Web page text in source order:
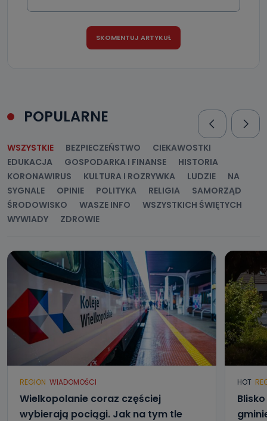
POPULARNE
WSZYSTKIE BEZPIECZEŃSTWO
CIEKAWOSTKI
EDUKACJA
GOSPODARKA I FINANSE
HISTORIA
KORONAWIRUS
KULTURA I ROZRYWKA LUDZIE
NA
SYGNALE
OPINIE POLITYKA RELIGIA
SAMORZĄD
ŚRODOWISKO
WASZE INFO
WSZYSTKICH ŚWIĘTYCH
WYWIADY
ZDROWIE
REGION WIADOMOŚCI
Wielkopolanie coraz częściej
wybierają pociągi. Jak na tym tle
HOT